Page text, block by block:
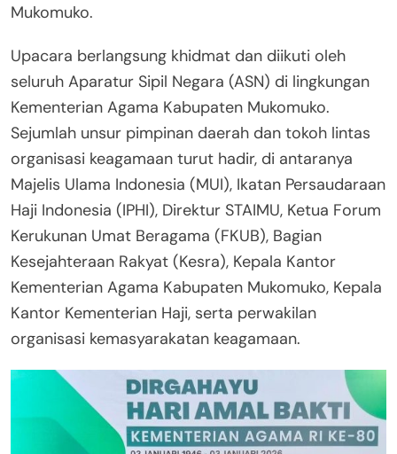
Mukomuko.
Upacara berlangsung khidmat dan diikuti oleh
seluruh Aparatur Sipil Negara (ASN) di lingkungan
Kementerian Agama Kabupaten Mukomuko.
Sejumlah unsur pimpinan daerah dan tokoh lintas
organisasi keagamaan turut hadir, di antaranya
Majelis Ulama Indonesia (MUI), Ikatan Persaudaraan
Haji Indonesia (IPHI), Direktur STAIMU, Ketua Forum
Kerukunan Umat Beragama (FKUB), Bagian
Kesejahteraan Rakyat (Kesra), Kepala Kantor
Kementerian Agama Kabupaten Mukomuko, Kepala
Kantor Kementerian Haji, serta perwakilan
organisasi kemasyarakatan keagamaan.